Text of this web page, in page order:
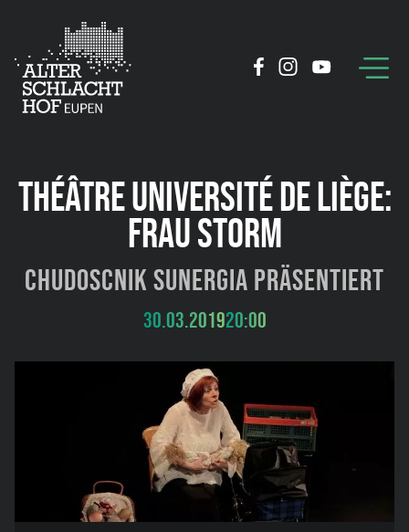
THÉÂTRE UNIVERSITÉ DE LIÈGE:
FRAU STORM
Chudoscnik Sunergia präsentiert
30.03.201920:00